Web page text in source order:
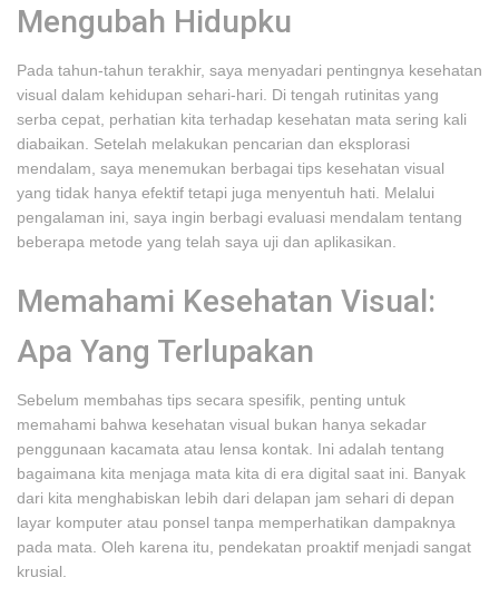
Mengubah Hidupku
Pada tahun-tahun terakhir, saya menyadari pentingnya kesehatan
visual dalam kehidupan sehari-hari. Di tengah rutinitas yang
serba cepat, perhatian kita terhadap kesehatan mata sering kali
diabaikan. Setelah melakukan pencarian dan eksplorasi
mendalam, saya menemukan berbagai tips kesehatan visual
yang tidak hanya efektif tetapi juga menyentuh hati. Melalui
pengalaman ini, saya ingin berbagi evaluasi mendalam tentang
beberapa metode yang telah saya uji dan aplikasikan.
Memahami Kesehatan Visual:
Apa Yang Terlupakan
Sebelum membahas tips secara spesifik, penting untuk
memahami bahwa kesehatan visual bukan hanya sekadar
penggunaan kacamata atau lensa kontak. Ini adalah tentang
bagaimana kita menjaga mata kita di era digital saat ini. Banyak
dari kita menghabiskan lebih dari delapan jam sehari di depan
layar komputer atau ponsel tanpa memperhatikan dampaknya
pada mata. Oleh karena itu, pendekatan proaktif menjadi sangat
krusial.